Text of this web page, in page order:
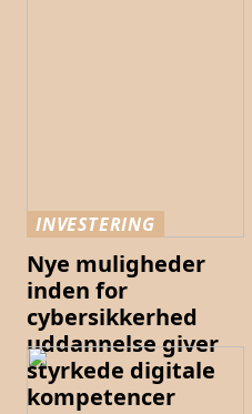
INVESTERING
Nye muligheder
inden for
cybersikkerhed
uddannelse giver
styrkede digitale
kompetencer